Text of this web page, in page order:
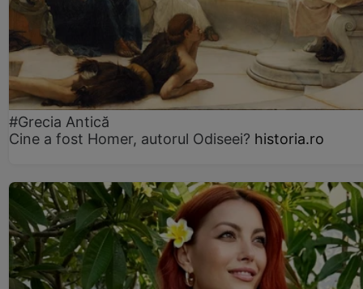
#Grecia Antică
Cine a fost Homer, autorul Odiseei? historia.ro